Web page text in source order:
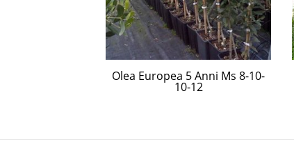
Olea Europea 5 Anni Ms 8-10-
10-12